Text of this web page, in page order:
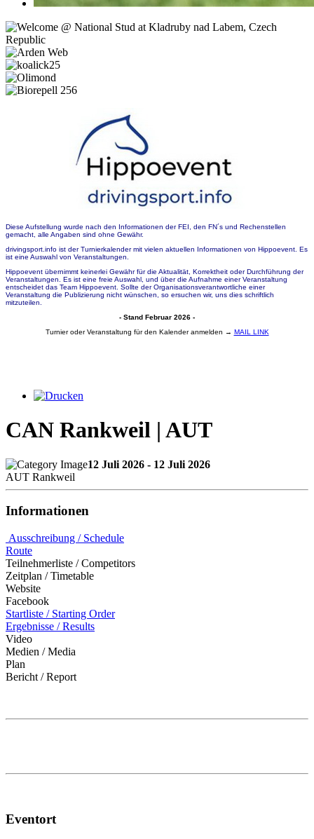
Diese Aufstellung wurde nach den Informationen der FEI, den FN´s und Rechenstellen
gemacht, alle Angaben sind ohne Gewähr.
drivingsport.info ist der Turnierkalender mit vielen aktuellen Informationen von Hippoevent. Es
ist eine Auswahl von Veranstaltungen.
Hippoevent übernimmt keinerlei Gewähr für die Aktualität, Korrektheit oder Durchführung der
Veranstaltungen. Es ist eine freie Auswahl, und über die Aufnahme einer Veranstaltung
entscheidet das Team Hippoevent. Sollte der Organisationsverantwortliche einer
Veranstaltung die Publizierung nicht wünschen, so ersuchen wir, uns dies schriftlich
mitzuteilen.
- Stand Februar 2026 -
Turnier oder Veranstaltung für den Kalender anmelden → MAIL LINK
CAN Rankweil | AUT
12 Juli 2026 - 12 Juli 2026
AUT Rankweil
Informationen
Ausschreibung / Schedule
Route
Teilnehmerliste / Competitors
Zeitplan / Timetable
Website
Facebook
Startliste / Starting Order
Ergebnisse / Results
Video
Medien / Media
Plan
Bericht / Report
Eventort